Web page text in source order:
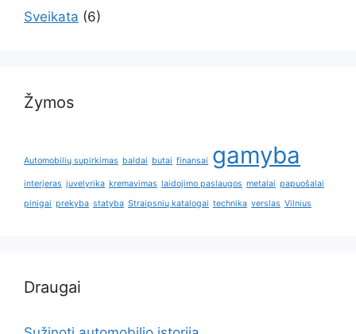
Sveikata (6)
Žymos
Automobilių supirkimas baldai butai finansai gamyba
interjeras juvelyrika kremavimas laidojimo paslaugos metalai papuošalai
pinigai prekyba statyba Straipsnių katalogai technika verslas Vilnius
Draugai